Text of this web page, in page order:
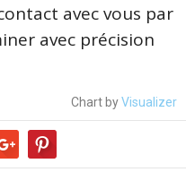
avec vous par
avec précision
Chart byVisualizer